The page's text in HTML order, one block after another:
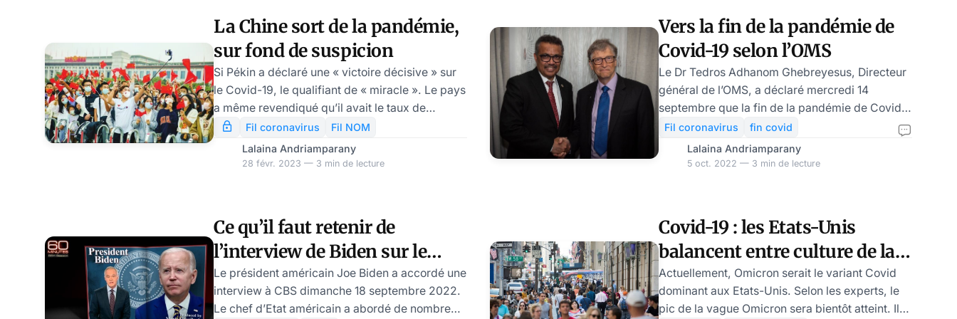
plus meurtrière ». Il a mis en garde contre
l’émergence de nouveaux variants et d’agents
pathogènes plus mortels. Ce mélange de
volontar
La Chine sort de la pandémie,
sur fond de suspicion
Si Pékin a déclaré une « victoire décisive » sur
le Covid-19, le qualifiant de « miracle ». Le pays
a même revendiqué qu’il avait le taux de
mortalité le plus bas au monde , les doutes
existent quant au nombre de personnes
réellement décédées du Covid. Dernièrement
Fil coronavirus
Fil NOM
Lalaina Andriamparany
28 févr. 2023 — 3 min de lecture
Vers la fin de la pandémie de
Covid-19 selon l’OMS
Le Dr Tedros Adhanom Ghebreyesus, Directeur
général de l’OMS, a déclaré mercredi 14
septembre que la fin de la pandémie de Covid-
19 est en vue. Toutefois, il demande à toutes les
nations de toujours faire preuve de prudence et
de renforcer leurs politiques de lutte puisqu’on
sanitaire à l’échelle mondiale s’est nettement
améliorée. Si l’on en croit le pat
Fil coronavirus
fin covid
Lalaina Andriamparany
5 oct. 2022 — 3 min de lecture
Ce qu’il faut retenir de
l’interview de Biden sur le
Covid
Le président américain Joe Biden a accordé une
interview à CBS dimanche 18 septembre 2022.
Le chef d’Etat américain a abordé de nombreux
Covid-19 : les Etats-Unis
balancent entre culture de la
peur et réalisme sur la fin de
l’épidémie
Actuellement, Omicron serait le variant Covid
dominant aux Etats-Unis. Selon les experts, le
pic de la vague Omicron sera bientôt atteint. Ils